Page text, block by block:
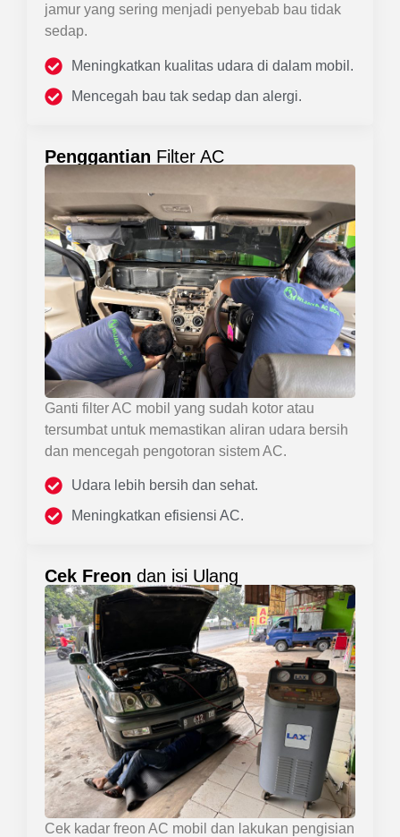
jamur yang sering menjadi penyebab bau tidak
sedap.
Meningkatkan kualitas udara di dalam mobil.
Mencegah bau tak sedap dan alergi.
Penggantian Filter AC
Ganti filter AC mobil yang sudah kotor atau
tersumbat untuk memastikan aliran udara bersih
dan mencegah pengotoran sistem AC.
Udara lebih bersih dan sehat.
Meningkatkan efisiensi AC.
Cek Freon dan isi Ulang
Cek kadar freon AC mobil dan lakukan pengisian